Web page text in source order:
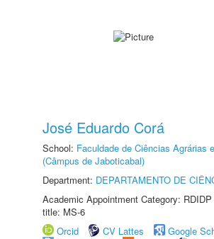
José Eduardo Corá
School: Faculdade de Ciências Agrárias
(Câmpus de Jaboticabal)
Department: DEPARTAMENTO DE
Academic Appointment Category:
title: MS-6
Orcid
CV Lattes
Google